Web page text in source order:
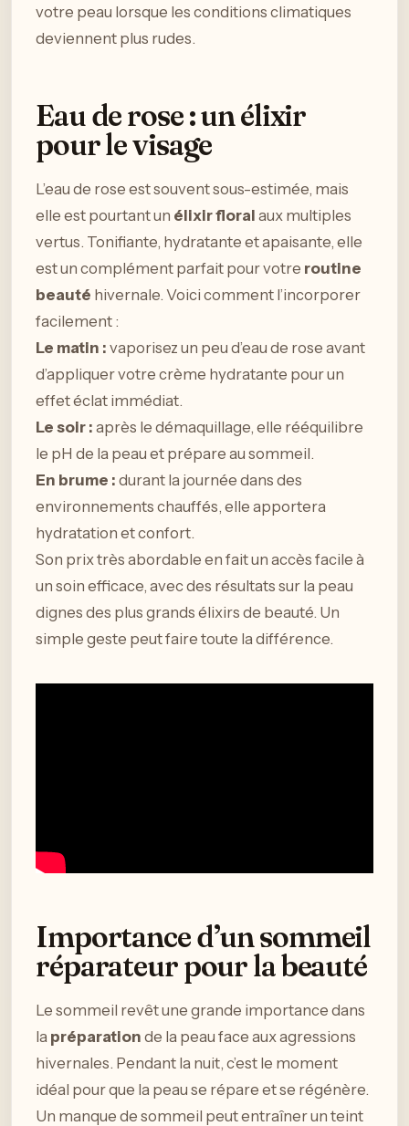
votre peau lorsque les conditions climatiques
deviennent plus rudes.
Eau de rose : un élixir
pour le visage
L’eau de rose est souvent sous-estimée, mais
elle est pourtant un élixir floral aux multiples
vertus. Tonifiante, hydratante et apaisante, elle
est un complément parfait pour votre routine
beauté hivernale. Voici comment l’incorporer
facilement :
Le matin : vaporisez un peu d’eau de rose avant
d’appliquer votre crème hydratante pour un
effet éclat immédiat.
Le soir : après le démaquillage, elle rééquilibre
le pH de la peau et prépare au sommeil.
En brume : durant la journée dans des
environnements chauffés, elle apportera
hydratation et confort.
Son prix très abordable en fait un accès facile à
un soin efficace, avec des résultats sur la peau
dignes des plus grands élixirs de beauté. Un
simple geste peut faire toute la différence.
Importance d’un sommeil
réparateur pour la beauté
Le sommeil revêt une grande importance dans
la préparation de la peau face aux agressions
hivernales. Pendant la nuit, c’est le moment
idéal pour que la peau se répare et se régénère.
Un manque de sommeil peut entraîner un teint